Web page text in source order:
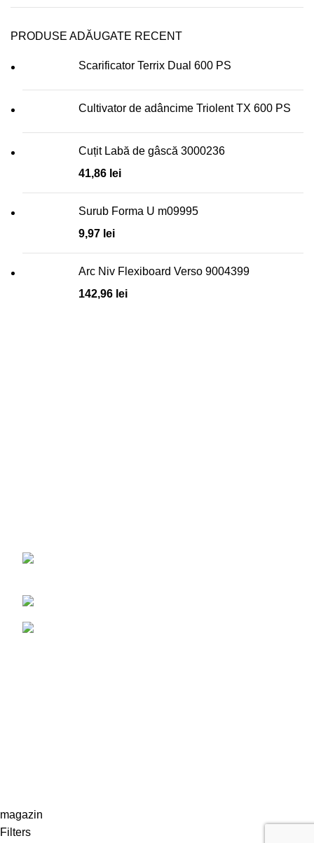
PRODUSE ADĂUGATE RECENT
Scarificator Terrix Dual 600 PS
Cultivator de adâncime Triolent TX 600 PS
Cuțit Labă de gâscă 3000236
41,86 lei
Surub Forma U m09995
9,97 lei
Arc Niv Flexiboard Verso 9004399
142,96 lei
magazin
Filters